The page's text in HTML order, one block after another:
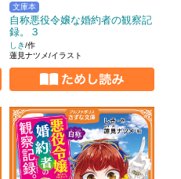
文庫本
自称悪役令嬢な婚約者の観察記
録。３
しき/作
蓮見ナツメ/イラスト